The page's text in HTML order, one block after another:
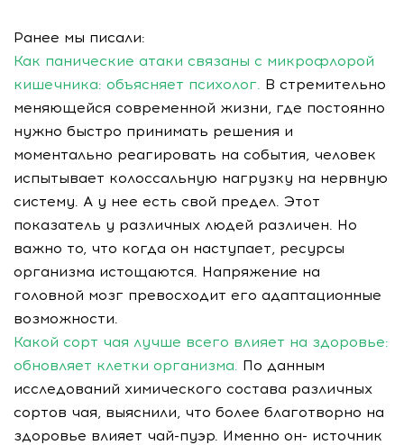
Ранее мы писали:
Как панические атаки связаны с микрофлорой
кишечника: объясняет психолог. В стремительно
меняющейся современной жизни, где постоянно
нужно быстро принимать решения и
моментально реагировать на события, человек
испытывает колоссальную нагрузку на нервную
систему. А у нее есть свой предел. Этот
показатель у различных людей различен. Но
важно то, что когда он наступает, ресурсы
организма истощаются. Напряжение на
головной мозг превосходит его адаптационные
возможности.
Какой сорт чая лучше всего влияет на здоровье:
обновляет клетки организма. По данным
исследований химического состава различных
сортов чая, выяснили, что более благотворно на
здоровье влияет чай-пуэр. Именно он- источник